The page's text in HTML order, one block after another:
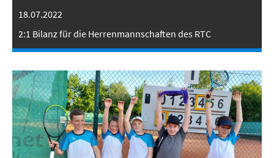
18.07.2022
2:1 Bilanz für die Herrenmannschaften des RTC